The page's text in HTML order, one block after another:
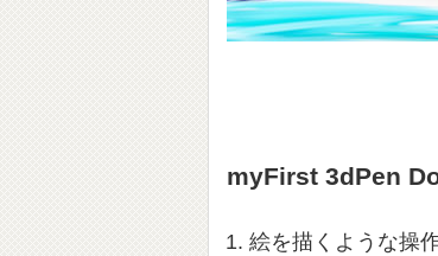
myFirst 3dPen
絵を描くような操